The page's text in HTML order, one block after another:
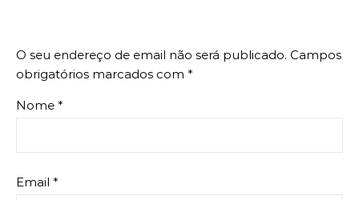
O seu endereço de email não será publicado. Campos
obrigatórios marcados com *
Nome *
Email *